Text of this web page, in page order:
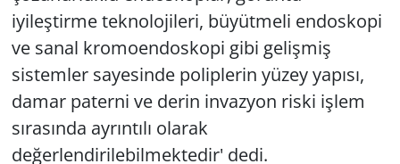
iyileştirme teknolojileri, büyütmeli endoskopi
ve sanal kromoendoskopi gibi gelişmiş
sistemler sayesinde poliplerin yüzey yapısı,
damar paterni ve derin invazyon riski işlem
sırasında ayrıntılı olarak
değerlendirilebilmektedir' dedi.